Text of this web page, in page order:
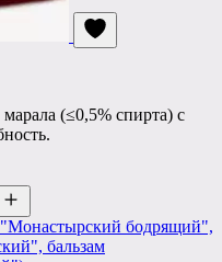
(≤0,5% спирта) с